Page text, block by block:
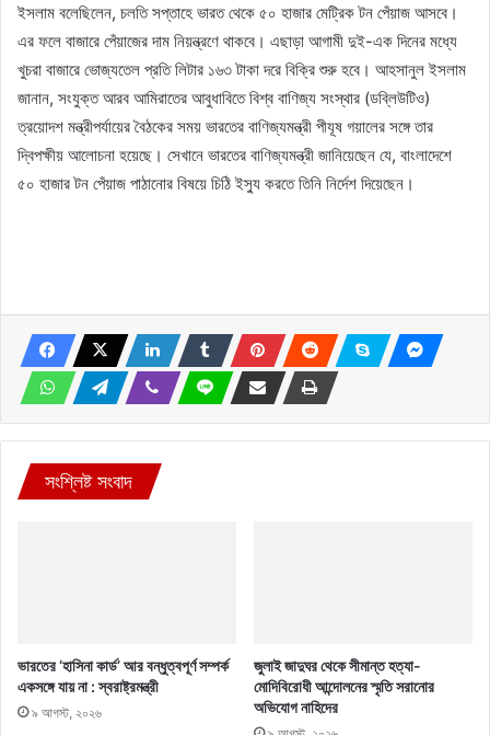
ইসলাম বলেছিলেন, চলতি সপ্তাহে ভারত থেকে ৫০ হাজার মেট্রিক টন পেঁয়াজ আসবে।
এর ফলে বাজারে পেঁয়াজের দাম নিয়ন্ত্রণে থাকবে। এছাড়া আগামী দুই-এক দিনের মধ্যে
খুচরা বাজারে ভোজ্যতেল প্রতি লিটার ১৬৩ টাকা দরে বিক্রি শুরু হবে। আহসানুল ইসলাম
জানান, সংযুক্ত আরব আমিরাতের আবুধাবিতে বিশ্ব বাণিজ্য সংস্থার (ডব্লিউটিও)
ত্রয়োদশ মন্ত্রীপর্যায়ের বৈঠকের সময় ভারতের বাণিজ্যমন্ত্রী পীযূষ গয়ালের সঙ্গে তার
দ্বিপক্ষীয় আলোচনা হয়েছে। সেখানে ভারতের বাণিজ্যমন্ত্রী জানিয়েছেন যে, বাংলাদেশে
৫০ হাজার টন পেঁয়াজ পাঠানোর বিষয়ে চিঠি ইস্যু করতে তিনি নির্দেশ দিয়েছেন।
সংশ্লিষ্ট সংবাদ
ভারতের ‘হাসিনা কার্ড’ আর বন্ধুত্বপূর্ণ সম্পর্ক
একসঙ্গে যায় না : স্বরাষ্ট্রমন্ত্রী
৯ আগস্ট, ২০২৬
জুলাই জাদুঘর থেকে সীমান্ত হত্যা-
মোদিবিরোধী আন্দোলনের স্মৃতি সরানোর
অভিযোগ নাহিদের